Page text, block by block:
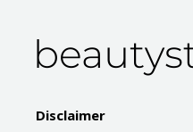
Disclaimer